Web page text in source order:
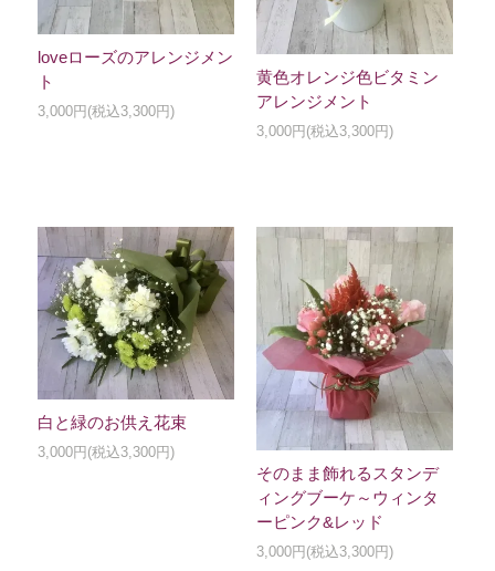
loveローズのアレンジメン
ト
3,000円(税込3,300円)
黄色オレンジ色ビタミン
アレンジメント
3,000円(税込3,300円)
白と緑のお供え花束
3,000円(税込3,300円)
そのまま飾れるスタンデ
ィングブーケ～ウィンタ
ーピンク&レッド
3,000円(税込3,300円)